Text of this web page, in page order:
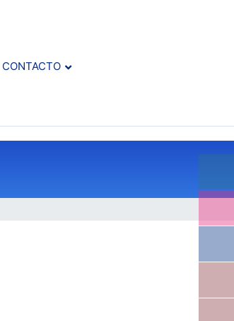
CONTACTO